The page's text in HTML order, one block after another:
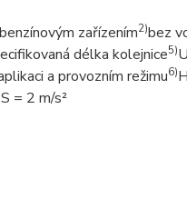
zařízením2)bez
délka kolejnice5)
a provozním režimu6)
= 2 m/s²